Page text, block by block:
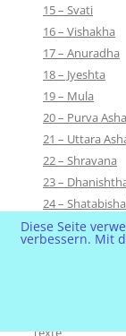
15 – Svati
16 – Vishakha
17 – Anuradha
18 – Jyeshta
19 – Mula
20 – Purva
21 – Uttara
22 – Shravana
23 –
24 –
25 – Purva
26 – Uttara
Nakshatra-
Texte
Diese Seite
verbessern. Mit